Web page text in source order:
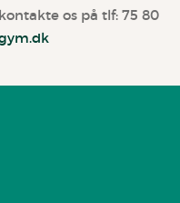
os på tlf: 75 80